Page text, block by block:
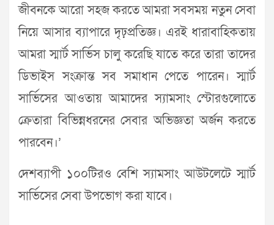
জীবনকে আরো সহজ করতে আমরা সবসময় নতুন সেবা
নিয়ে আসার ব্যাপারে দৃঢ়প্রতিজ্ঞ। এরই ধারাবাহিকতায়
আমরা স্মার্ট সার্ভিস চালু করেছি যাতে করে তারা তাদের
ডিভাইস সংক্রান্ত সব সমাধান পেতে পারেন। স্মার্ট
সার্ভিসের আওতায় আমাদের স্যামসাং স্টোরগুলোতে
ক্রেতারা বিভিন্নধরনের সেবার অভিজ্ঞতা অর্জন করতে
পারবেন।’
দেশব্যাপী ১০০টিরও বেশি স্যামসাং আউটলেটে স্মার্ট
সার্ভিসের সেবা উপভোগ করা যাবে।